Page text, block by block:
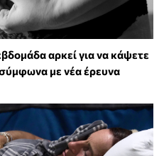
αρκεί για να κάψετε
σύμφωνα με νέα έρευνα